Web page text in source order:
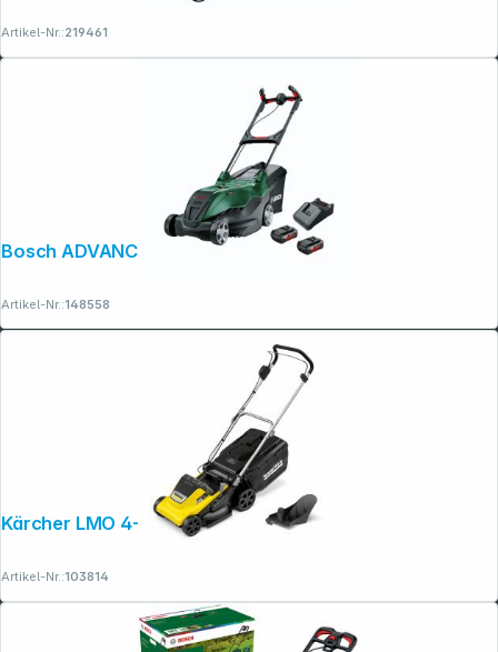
Artikel-Nr.:219461
Bosch ADVANCEDROTAK 36V-40-650
Artikel-Nr.:148558
Kärcher LMO 4-18 Dual
Artikel-Nr.:103814